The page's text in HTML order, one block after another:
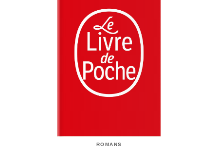
ROMANS